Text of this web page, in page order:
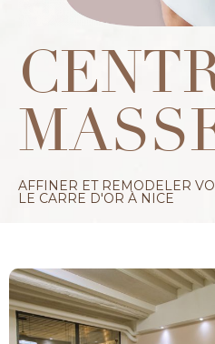
AFFINER ET REMODELER
LE CARRE D'OR À NICE